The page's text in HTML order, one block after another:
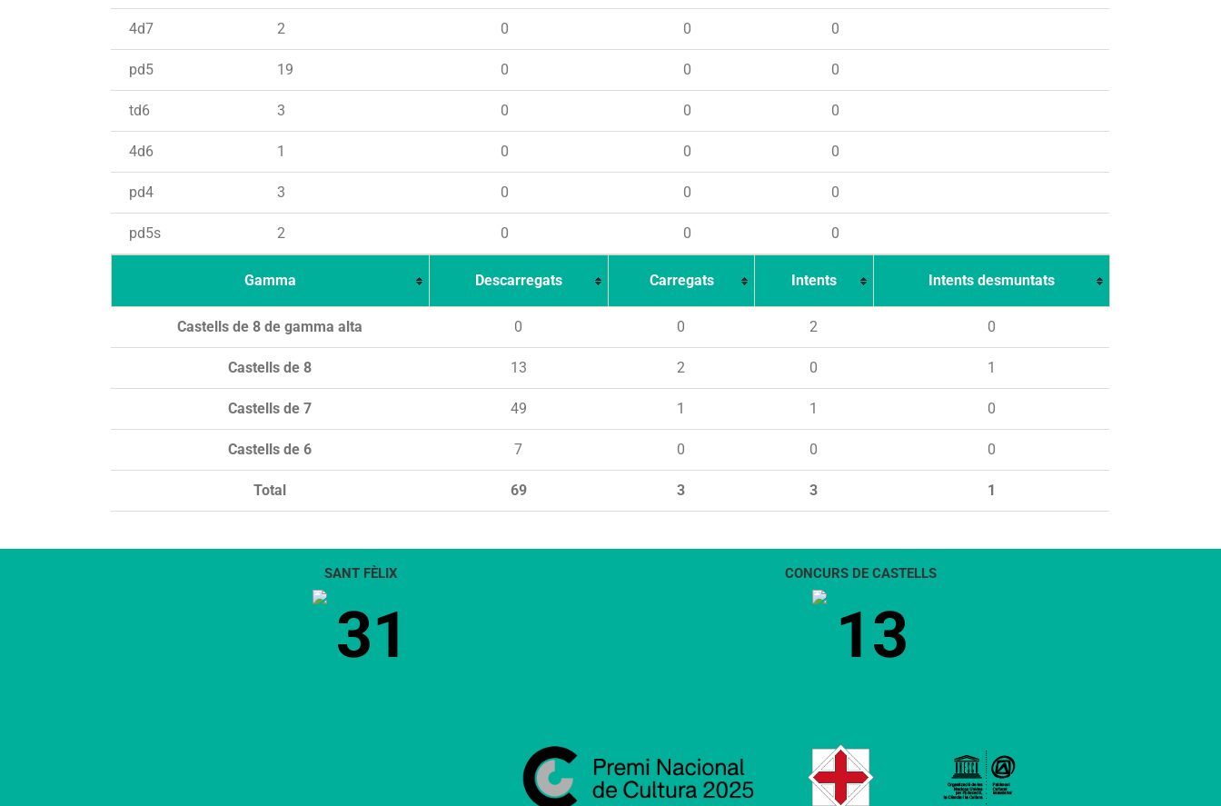
4d7 2 0 0 0
pd5 19 0 0 0
td6 3 0 0 0
4d6 1 0 0 0
pd4 3 0 0 0
pd5s 2 0 0 0
Gamma Descarregats Carregats Intents Intents desmuntats
Total 69 3 3 1
Castells de 8 de gamma alta 0 0 2 0
Castells de 8 13 2 0 1
Castells de 7 49 1 1 0
Castells de 6 7 0 0 0
SANT FÈLIX
31
CONCURS DE CASTELLS
13